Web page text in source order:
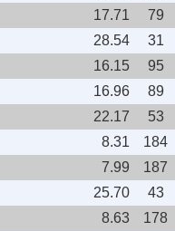
17.71
79
28.54
31
16.15
95
16.96
89
22.17
53
8.31
184
7.99
187
25.70
43
8.63
178